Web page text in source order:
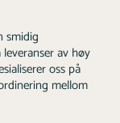
smidig
av høy
oss på
mellom